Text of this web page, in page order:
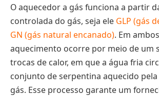
O aquecedor a gás funciona a partir
controlada do gás, seja ele GLP (gás
GN (gás natural encanado). Em
aquecimento ocorre por meio de um
trocas de calor, em que a água fria
conjunto de serpentina aquecido
gás. Esse processo garante um